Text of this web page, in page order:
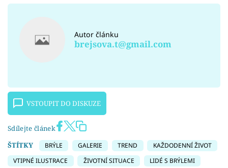
Autor článku
brejsova.t@gmail.com
VSTOUPIT DO DISKUZE
Sdílejte článek
ŠTÍTKY
BRÝLE GALERIE TREND
KAŽDODENNÍ ŽIVOT
VTIPNÉ ILUSTRACE
ŽIVOTNÍ SITUACE
LIDÉ S BRÝLEMI